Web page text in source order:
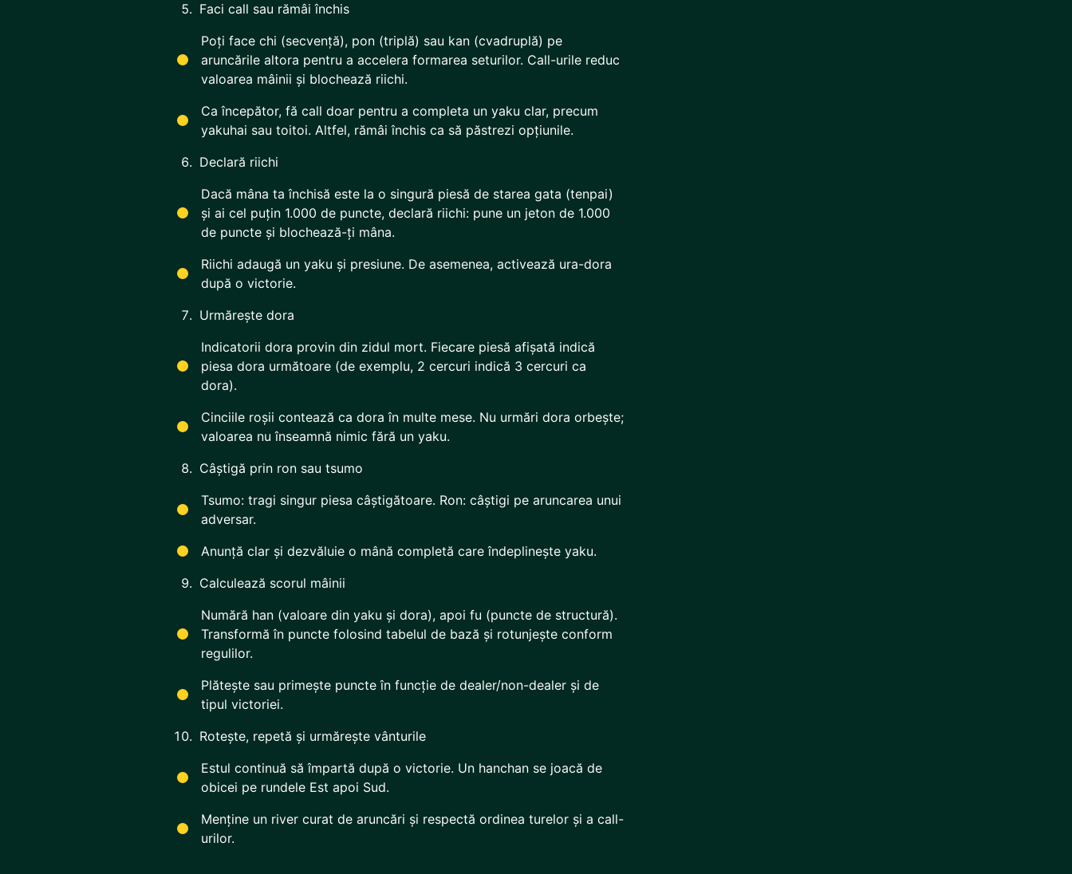
Faci call sau rămâi închis
Poți face chi (secvență), pon (triplă) sau kan (cvadruplă) pe
aruncările altora pentru a accelera formarea seturilor. Call-urile reduc
valoarea mâinii și blochează riichi.
Ca începător, fă call doar pentru a completa un yaku clar, precum
yakuhai sau toitoi. Altfel, rămâi închis ca să păstrezi opțiunile.
Declară riichi
Dacă mâna ta închisă este la o singură piesă de starea gata (tenpai)
și ai cel puțin 1.000 de puncte, declară riichi: pune un jeton de 1.000
de puncte și blochează-ți mâna.
Riichi adaugă un yaku și presiune. De asemenea, activează ura-dora
după o victorie.
Urmărește dora
Indicatorii dora provin din zidul mort. Fiecare piesă afișată indică
piesa dora următoare (de exemplu, 2 cercuri indică 3 cercuri ca
dora).
Cinciile roșii contează ca dora în multe mese. Nu urmări dora orbește;
valoarea nu înseamnă nimic fără un yaku.
Câștigă prin ron sau tsumo
Tsumo: tragi singur piesa câștigătoare. Ron: câștigi pe aruncarea unui
adversar.
Anunță clar și dezvăluie o mână completă care îndeplinește yaku.
Calculează scorul mâinii
Numără han (valoare din yaku și dora), apoi fu (puncte de structură).
Transformă în puncte folosind tabelul de bază și rotunjește conform
regulilor.
Plătește sau primește puncte în funcție de dealer/non-dealer și de
tipul victoriei.
Rotește, repetă și urmărește vânturile
Estul continuă să împartă după o victorie. Un hanchan se joacă de
obicei pe rundele Est apoi Sud.
Menține un river curat de aruncări și respectă ordinea turelor și a call-
urilor.